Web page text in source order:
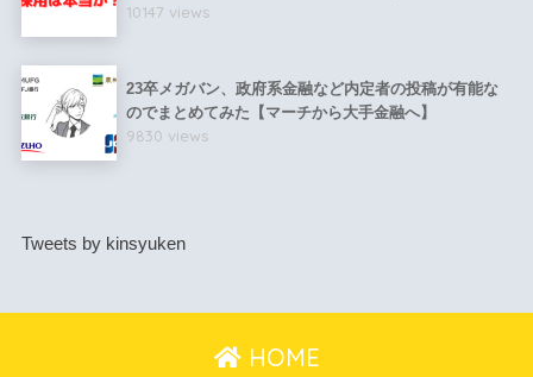
10147 views
23卒メガバン、政府系金融など内定者の投稿が有能な
のでまとめてみた【マーチから大手金融へ】
9830 views
Tweets by kinsyuken
HOME